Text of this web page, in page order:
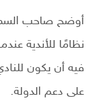
أوضح صاحب
نظامًا للأندية
فيه أن يكون
على دعم الدولة.